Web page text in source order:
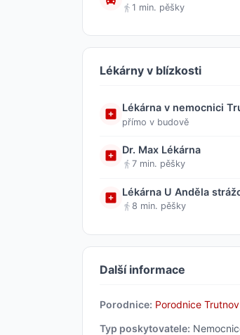
1 min. pěšky
Lékárny v blízkosti
Lékárna v nemocnici
přímo v budově
Dr. Max Lékárna
7 min. pěšky
Lékárna U Anděla
8 min. pěšky
Další informace
Porodnice: Porodnice Trutnov
Typ poskytovatele: